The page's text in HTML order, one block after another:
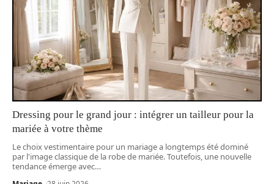
Dressing pour le grand jour : intégrer un tailleur pour la
mariée à votre thème
Le choix vestimentaire pour un mariage a longtemps été dominé
par l'image classique de la robe de mariée. Toutefois, une nouvelle
tendance émerge avec…